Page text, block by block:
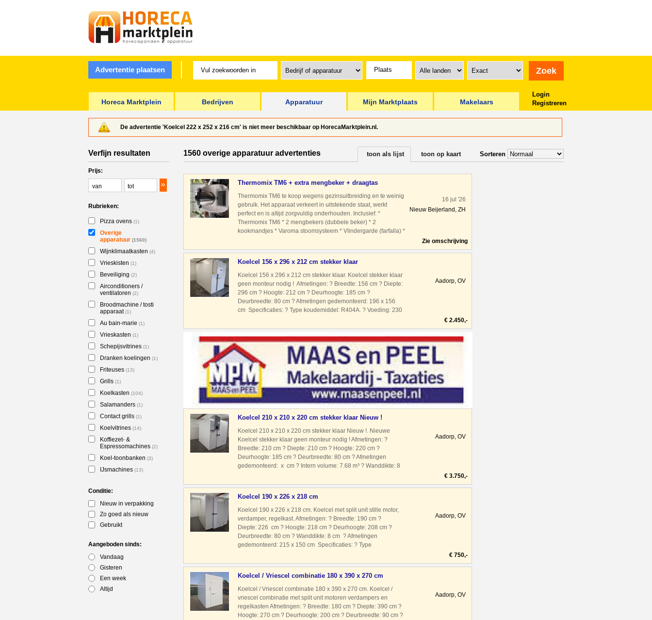
Advertentie plaatsen
Horeca Marktplein Bedrijven Apparatuur Mijn Marktplaats Makelaars
Login
Registreren
De advertentie 'Koelcel 222 x 252 x 216 cm' is niet meer beschikbaar op HorecaMarktplein.nl.
Verfijn resultaten
Prijs:
Rubrieken:
Pizza ovens (1)
Overige
apparatuur (1560)
Wijnklimaatkasten (4)
Vrieskisten (1)
Beveiliging (2)
Airconditioners /
ventilatoren (2)
Broodmachine / tosti
apparaat(1)
Au bain-marie (1)
Vrieskasten (1)
Schepijsvitrines (1)
Dranken koelingen (1)
Friteuses (13)
Grills (1)
Koelkasten (104)
Salamanders (1)
Contact grills (1)
Koelvitrines (14)
Koffiezet- &
Espressomachines (2)
Koel-toonbanken (3)
IJsmachines (13)
Conditie:
Nieuw in verpakking
Zo goed als nieuw
Gebruikt
Aangeboden sinds:
Vandaag
Gisteren
Een week
Altijd
1560 overige apparatuur advertenties Sorteren
toon als lijst toon op kaart
Thermomix TM6 + extra mengbeker + draagtas
Thermomix TM6 te koop wegens gezinsuitbreiding en te weinig
gebruik. Het apparaat verkeert in uitstekende staat, werkt
perfect en is altijd zorgvuldig onderhouden. Inclusief: *
Thermomix TM6 * 2 mengbekers (dubbele beker) * 2
kookmandjes * Varoma stoomsysteem * Vlindergarde (farfalla) *
16 jul '26
Nieuw Beijerland, ZH
Zie omschrijving
Koelcel 156 x 296 x 212 cm stekker klaar
Koelcel 156 x 296 x 212 cm stekker klaar. Koelcel stekker klaar
geen monteur nodig ! Afmetingen: ? Breedte: 156 cm ? Diepte:
296 cm ? Hoogte: 212 cm ? Deurhoogte: 185 cm ?
Deurbreedte: 80 cm ? Afmetingen gedemonteerd: 196 x 156
cm Specificaties: ? Type koudemiddel: R404A. ? Voeding: 230
Aadorp, OV
€ 2.450,-
Koelcel 210 x 210 x 220 cm stekker klaar Nieuw !
Koelcel 210 x 210 x 220 cm stekker klaar Nieuw !. Nieuwe
Koelcel stekker klaar geen monteur nodig ! Afmetingen: ?
Breedte: 210 cm ? Diepte: 210 cm ? Hoogte: 220 cm ?
Deurhoogte: 185 cm ? Deurbreedte: 80 cm ? Afmetingen
gedemonteerd: x cm ? Intern volume: 7.68 m³ ? Wanddikte: 8
Klimaat
Aadorp, OV
€ 3.750,-
Koelcel 190 x 226 x 218 cm
Koelcel 190 x 226 x 218 cm. Koelcel met split unit stille motor,
verdamper, regelkast. Afmetingen: ? Breedte: 190 cm ?
Diepte: 226 cm ? Hoogte: 218 cm ? Deurhoogte: 208 cm ?
Deurbreedte: 80 cm ? Wanddikte: 8 cm ? Afmetingen
gedemonteerd: 215 x 150 cm Specificaties: ? Type
unit met still
Aadorp, OV
€ 750,-
Koelcel / Vriescel combinatie 180 x 390 x 270 cm
Koelcel / Vriescel combinatie 180 x 390 x 270 cm. Koelcel /
vriescel combinatie met split unit motoren verdampers en
regelkasten Afmetingen: ? Breedte: 180 cm ? Diepte: 390 cm ?
Hoogte: 270 cm ? Deurhoogte: 200 cm ? Deurbreedte: 90 cm ?
Aadorp, OV